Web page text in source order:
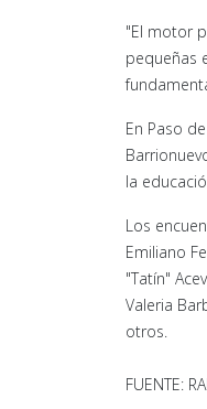
"El motor
pequeñas
En Paso
la
Los
Emiliano
"Tatín"
Valeria
otros.
FUENTE: